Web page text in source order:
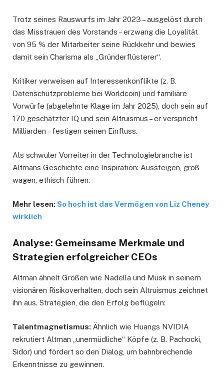
Trotz seines Rauswurfs im Jahr 2023 – ausgelöst durch
das Misstrauen des Vorstands – erzwang die Loyalität
von 95 % der Mitarbeiter seine Rückkehr und bewies
damit sein Charisma als „Gründerflüsterer“.
Kritiker verweisen auf Interessenkonflikte (z. B.
Datenschutzprobleme bei Worldcoin) und familiäre
Vorwürfe (abgelehnte Klage im Jahr 2025), doch sein auf
170 geschätzter IQ und sein Altruismus – er verspricht
Milliarden – festigen seinen Einfluss.
Als schwuler Vorreiter in der Technologiebranche ist
Altmans Geschichte eine Inspiration: Aussteigen, groß
wagen, ethisch führen.
Mehr lesen:So hoch ist das Vermögen von Liz Cheney
wirklich
Analyse: Gemeinsame Merkmale und
Strategien erfolgreicher CEOs
Altman ähnelt Größen wie Nadella und Musk in seinem
visionären Risikoverhalten, doch sein Altruismus zeichnet
ihn aus. Strategien, die den Erfolg beflügeln:
Talentmagnetismus: Ähnlich wie Huangs NVIDIA
rekrutiert Altman „unermüdliche“ Köpfe (z. B. Pachocki,
Sidor) und fördert so den Dialog, um bahnbrechende
Erkenntnisse zu gewinnen.